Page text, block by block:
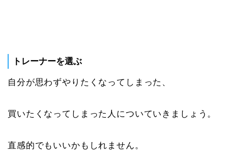
トレーナーを選ぶ
自分が思わずやりたくなってしまった、
買いたくなってしまった人についていきましょう。
直感的でもいいかもしれません。